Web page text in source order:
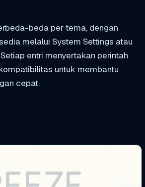
beda per tema, dengan
melalui System Settings atau
entri menyertakan perintah
untuk membantu
cepat.